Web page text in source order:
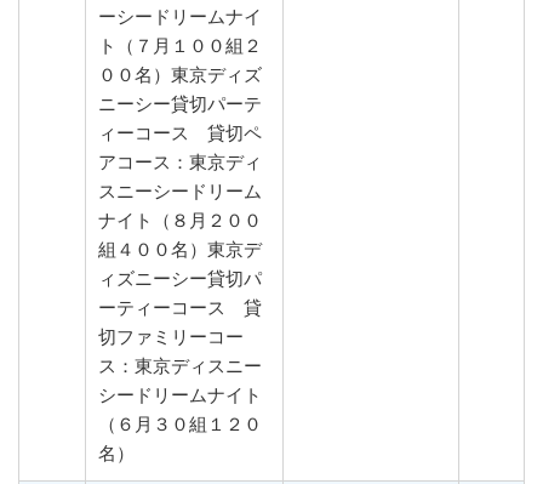
ーシードリームナイ
ト（７月１００組２
００名）東京ディズ
ニーシー貸切パーテ
ィーコース 貸切ペ
アコース：東京ディ
スニーシードリーム
ナイト（８月２００
組４００名）東京デ
ィズニーシー貸切パ
ーティーコース 貸
切ファミリーコー
ス：東京ディスニー
シードリームナイト
（６月３０組１２０
名）